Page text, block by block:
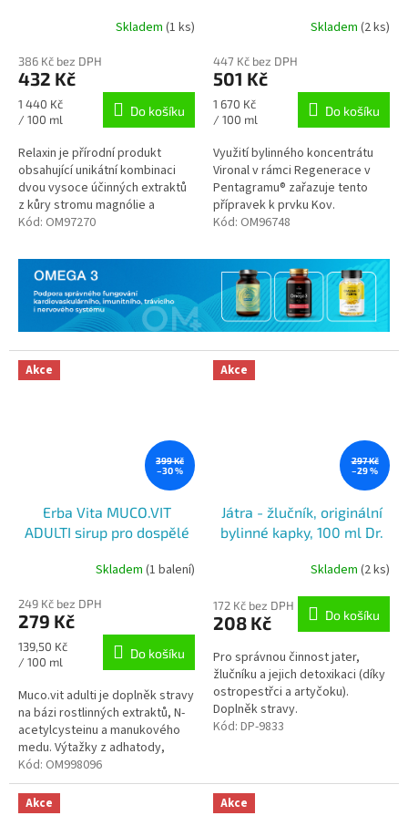
Skladem (1 ks)
386 Kč bez DPH
432 Kč
Měrná
cena:
1 440 Kč
/ 100 ml
Do košíku
Relaxin je přírodní produkt
obsahující unikátní kombinaci
dvou vysoce účinných extraktů
z kůry stromu magnólie a
kořene kudzu se širokým
čínské a...
Kód: OM97270
Skladem (2 ks)
447 Kč bez DPH
501 Kč
Měrná
cena:
1 670 Kč
/ 100 ml
Do košíku
Využití bylinného koncentrátu
Vironal v rámci Regenerace v
Pentagramu® zařazuje tento
přípravek k prvku Kov.
Kód: OM96748
Akce
399 Kč
–30 %
Erba Vita MUCO.VIT
ADULTI sirup pro dospělé
200ml
Skladem (1 balení)
249 Kč bez DPH
279 Kč
Měrná
cena:
139,50 Kč
/ 100 ml
Do košíku
Muco.vit adulti je doplněk stravy
na bázi rostlinných extraktů, N-
acetylcysteinu a manukového
medu. Výtažky z adhatody,
islandského lišejníku, břečťanu
a tymiánu podporují...
Kód: OM998096
Akce
297 Kč
–29 %
Játra - žlučník, originální
bylinné kapky, 100 ml Dr.
Skladem (2 ks)
172 Kč bez DPH
208 Kč Do košíku
Pro správnou činnost jater,
žlučníku a jejich detoxikaci (díky
ostropestřci a artyčoku).
Doplněk stravy.
Kód: DP-9833
Akce Akce